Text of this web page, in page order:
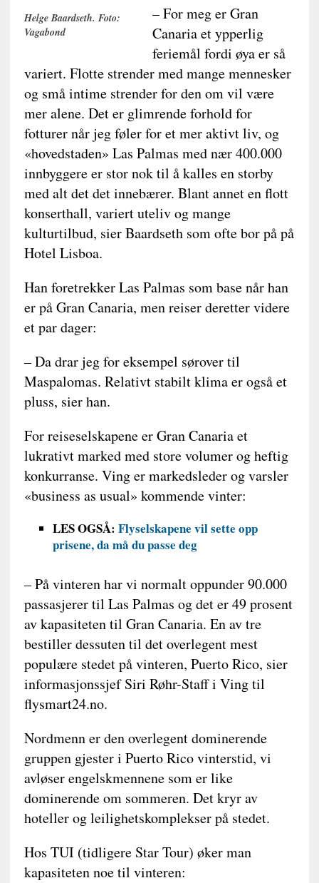
Helge Baardseth. Foto:
Vagabond
– For meg er Gran
Canaria et ypperlig
feriemål fordi øya er så
variert. Flotte strender med mange mennesker
og små intime strender for den om vil være
mer alene. Det er glimrende forhold for
fotturer når jeg føler for et mer aktivt liv, og
«hovedstaden» Las Palmas med nær 400.000
innbyggere er stor nok til å kalles en storby
med alt det det innebærer. Blant annet en flott
konserthall, variert uteliv og mange
kulturtilbud, sier Baardseth som ofte bor på på
Hotel Lisboa.
Han foretrekker Las Palmas som base når han
er på Gran Canaria, men reiser deretter videre
et par dager:
– Da drar jeg for eksempel sørover til
Maspalomas. Relativt stabilt klima er også et
pluss, sier han.
For reiseselskapene er Gran Canaria et
lukrativt marked med store volumer og heftig
konkurranse. Ving er markedsleder og varsler
«business as usual» kommende vinter:
LES OGSÅ: Flyselskapene vil sette opp
prisene, da må du passe deg
– På vinteren har vi normalt oppunder 90.000
passasjerer til Las Palmas og det er 49 prosent
av kapasiteten til Gran Canaria. En av tre
bestiller dessuten til det overlegent mest
populære stedet på vinteren, Puerto Rico, sier
informasjonssjef Siri Røhr-Staff i Ving til
flysmart24.no.
Nordmenn er den overlegent dominerende
gruppen gjester i Puerto Rico vinterstid, vi
avløser engelskmennene som er like
dominerende om sommeren. Det kryr av
hoteller og leilighetskomplekser på stedet.
Hos TUI (tidligere Star Tour) øker man
kapasiteten noe til vinteren: